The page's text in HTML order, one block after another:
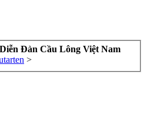
Đàn Cầu Lông Việt Nam
>